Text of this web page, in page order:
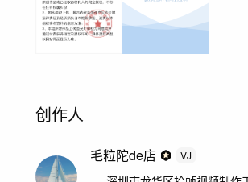
创作人
毛粒陀de店 VJ